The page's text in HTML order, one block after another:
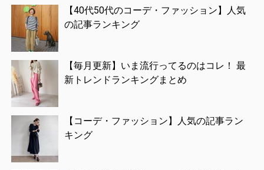
【40代50代のコーデ・ファッション】人気
の記事ランキング
【毎月更新】いま流行ってるのはコレ！ 最
新トレンドランキングまとめ
【コーデ・ファッション】人気の記事ラン
キング